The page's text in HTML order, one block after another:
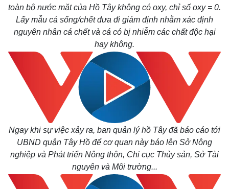
toàn bộ nước mặt của Hồ Tây không có oxy, chỉ số oxy = 0.
Lấy mẫu cá sống/chết đưa đi giám định nhằm xác định
nguyên nhân cá chết và cá có bị nhiễm các chất độc hại
hay không.
Ngay khi sự việc xảy ra, ban quản lý hồ Tây đã báo cáo tới
UBND quận Tây Hồ để cơ quan này báo lên Sở Nông
nghiệp và Phát triển Nông thôn, Chi cục Thủy sản, Sở Tài
nguyên và Môi trường...